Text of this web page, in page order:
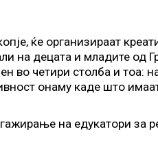
ќе организираат
на децата и младите од
четири столба и тоа:
онаму каде што
на едукатори за